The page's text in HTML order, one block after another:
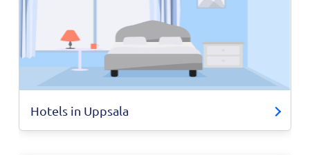
Hotels in Uppsala